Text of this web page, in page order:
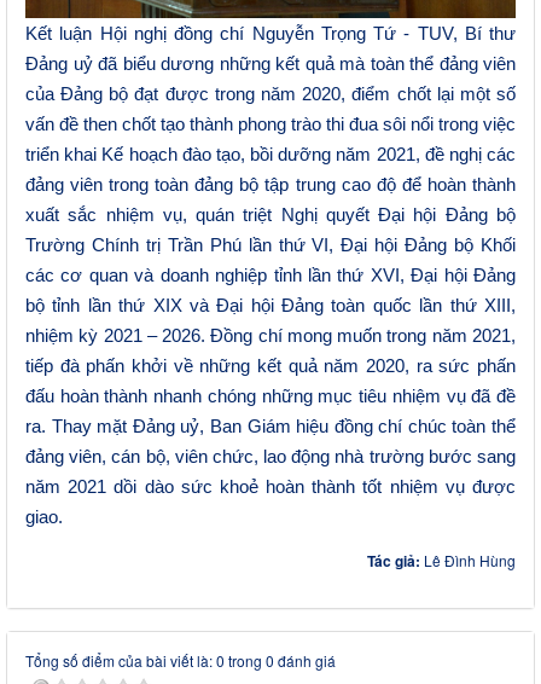
Kết luận Hội nghị đồng chí Nguyễn Trọng Tứ - TUV, Bí thư
Đảng uỷ đã biểu dương những kết quả mà toàn thể đảng viên
của Đảng bộ đạt được trong năm 2020, điểm chốt lại một số
vấn đề then chốt tạo thành phong trào thi đua sôi nổi trong việc
triển khai Kế hoạch đào tạo, bồi dưỡng năm 2021, đề nghị các
đảng viên trong toàn đảng bộ tập trung cao độ để hoàn thành
xuất sắc nhiệm vụ, quán triệt Nghị quyết Đại hội Đảng bộ
Trường Chính trị Trần Phú lần thứ VI, Đại hội Đảng bộ Khối
các cơ quan và doanh nghiệp tỉnh lần thứ XVI, Đại hội Đảng
bộ tỉnh lần thứ XIX và Đại hội Đảng toàn quốc lần thứ XIII,
nhiệm kỳ 2021 – 2026. Đồng chí mong muốn trong năm 2021,
tiếp đà phấn khởi về những kết quả năm 2020, ra sức phấn
đấu hoàn thành nhanh chóng những mục tiêu nhiệm vụ đã đề
ra. Thay mặt Đảng uỷ, Ban Giám hiệu đồng chí chúc toàn thể
đảng viên, cán bộ, viên chức, lao động nhà trường bước sang
năm 2021 dồi dào sức khoẻ hoàn thành tốt nhiệm vụ được
giao.
Tác giả: Lê Đình Hùng
Tổng số điểm của bài viết là: 0 trong 0 đánh giá